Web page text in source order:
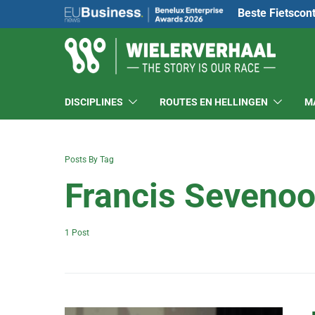
Beste
DISCIPLINES ROUTES EN HELLINGEN
Posts By Tag
Francis Sevenoo
1 Post